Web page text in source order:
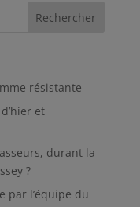
résistante
et
durant la
?
par l’équipe du